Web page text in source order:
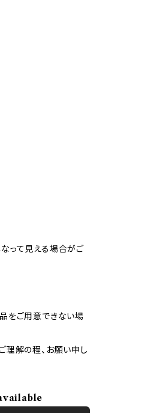
って見える場合がご
をご用意できない場
理解の程、お願い申し